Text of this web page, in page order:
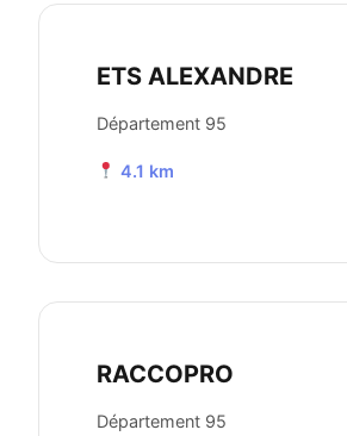
ETS ALEXANDRE
Département 95
4.1 km
RACCOPRO
Département 95